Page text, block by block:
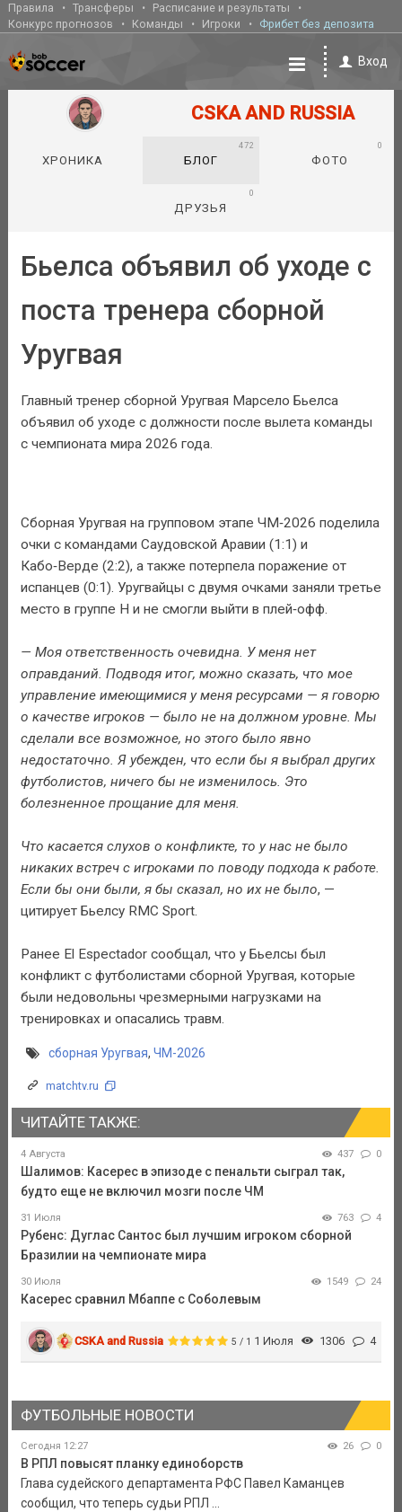
Правила Трансферы
Расписание и результаты
Конкурс прогнозов
Команды Игроки Фрибет без депозита
Вход
CSKA AND RUSSIA
ХРОНИКА БЛОГ
472
ФОТО
0
ДРУЗЬЯ
0
Бьелса объявил об уходе с
поста тренера сборной
Уругвая
Главный тренер сборной Уругвая Марсело Бьелса
объявил об уходе с должности после вылета команды
с чемпионата мира 2026 года.
Сборная Уругвая на групповом этапе ЧМ‑2026 поделила
очки с командами Саудовской Аравии (1:1) и
Кабо‑Верде (2:2), а также потерпела поражение от
испанцев (0:1). Уругвайцы с двумя очками заняли третье
место в группе Н и не смогли выйти в плей‑офф.
— Моя ответственность очевидна. У меня нет
оправданий. Подводя итог, можно сказать, что мое
управление имеющимися у меня ресурсами — я говорю
о качестве игроков — было не на должном уровне. Мы
сделали все возможное, но этого было явно
недостаточно. Я убежден, что если бы я выбрал других
футболистов, ничего бы не изменилось. Это
болезненное прощание для меня.
Что касается слухов о конфликте, то у нас не было
никаких встреч с игроками по поводу подхода к работе.
Если бы они были, я бы сказал, но их не было, —
цитирует Бьелсу RMC Sport.
Ранее El Espectador сообщал, что у Бьелсы был
конфликт с футболистами сборной Уругвая, которые
были недовольны чрезмерными нагрузками на
тренировках и опасались травм.
сборная Уругвая, ЧМ-2026
matchtv.ru
ЧИТАЙТЕ ТАКЖЕ:
4 Августа 437 0
Шалимов: Касерес в эпизоде с пенальти сыграл так,
будто еще не включил мозги после ЧМ
31 Июля 763 4
Рубенс: Дуглас Сантос был лучшим игроком сборной
Бразилии на чемпионате мира
30 Июля 1549 24
Касерес сравнил Мбаппе с Соболевым
CSKA and Russia 5 / 1 1 Июля 1306 4
ФУТБОЛЬНЫЕ НОВОСТИ
Сегодня 12:27 26 0
В РПЛ повысят планку единоборств
Глава судейского департамента РФС Павел Каманцев
сообщил, что теперь судьи РПЛ ...